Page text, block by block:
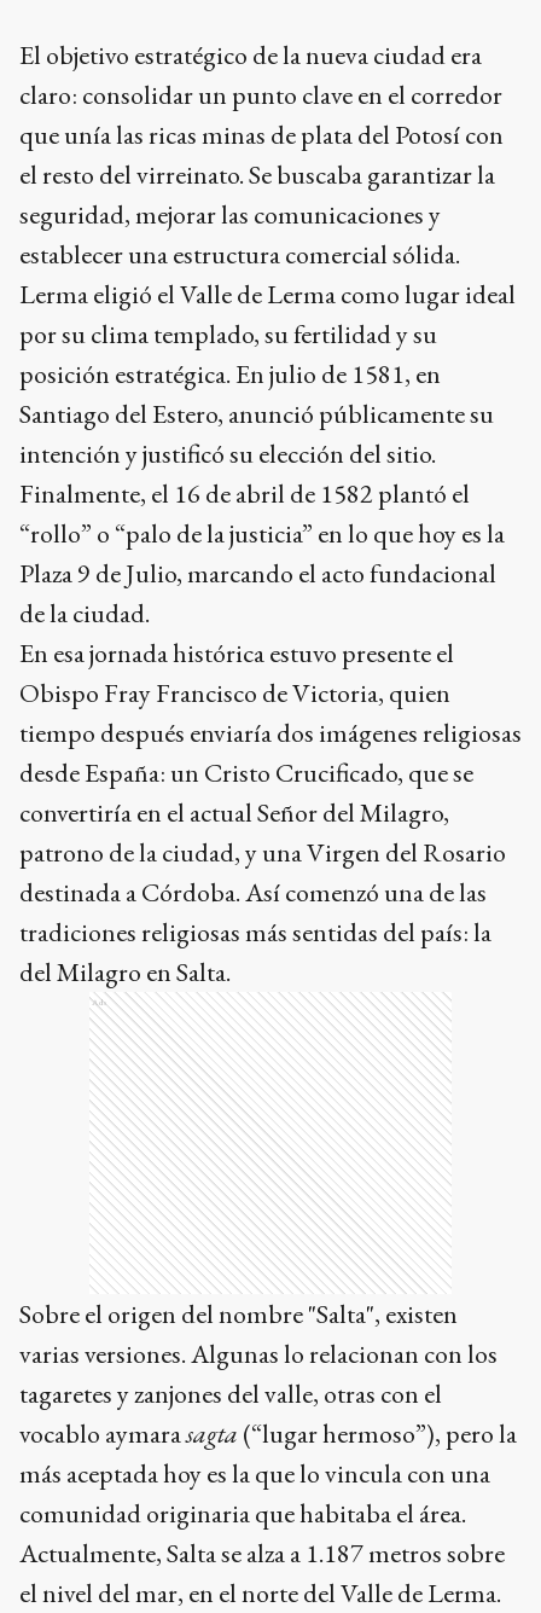
El objetivo estratégico de la nueva ciudad era
claro: consolidar un punto clave en el corredor
que unía las ricas minas de plata del Potosí con
el resto del virreinato. Se buscaba garantizar la
seguridad, mejorar las comunicaciones y
establecer una estructura comercial sólida.
Lerma eligió el Valle de Lerma como lugar ideal
por su clima templado, su fertilidad y su
posición estratégica. En julio de 1581, en
Santiago del Estero, anunció públicamente su
intención y justificó su elección del sitio.
Finalmente, el 16 de abril de 1582 plantó el
“rollo” o “palo de la justicia” en lo que hoy es la
Plaza 9 de Julio, marcando el acto fundacional
de la ciudad.
En esa jornada histórica estuvo presente el
Obispo Fray Francisco de Victoria, quien
tiempo después enviaría dos imágenes religiosas
desde España: un Cristo Crucificado, que se
convertiría en el actual Señor del Milagro,
patrono de la ciudad, y una Virgen del Rosario
destinada a Córdoba. Así comenzó una de las
tradiciones religiosas más sentidas del país: la
del Milagro en Salta.
Ads
Sobre el origen del nombre "Salta", existen
varias versiones. Algunas lo relacionan con los
tagaretes y zanjones del valle, otras con el
vocablo aymarasagta (“lugar hermoso”), pero la
más aceptada hoy es la que lo vincula con una
comunidad originaria que habitaba el área.
Actualmente, Salta se alza a 1.187 metros sobre
el nivel del mar, en el norte del Valle de Lerma.